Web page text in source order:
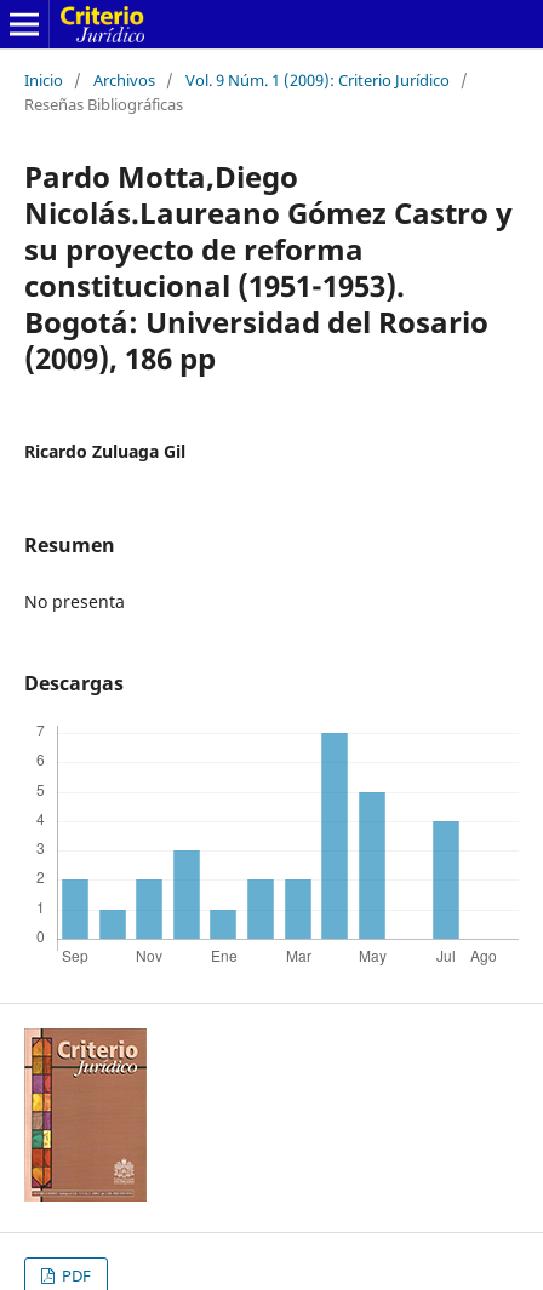
Inicio / Archivos / Vol. 9 Núm. 1 (2009): Criterio Jurídico /
Reseñas Bibliográficas
Pardo Motta,Diego
Nicolás.Laureano Gómez Castro y
su proyecto de reforma
constitucional (1951-1953).
Bogotá: Universidad del Rosario
(2009), 186 pp
Ricardo Zuluaga Gil
Resumen
No presenta
Descargas
PDF